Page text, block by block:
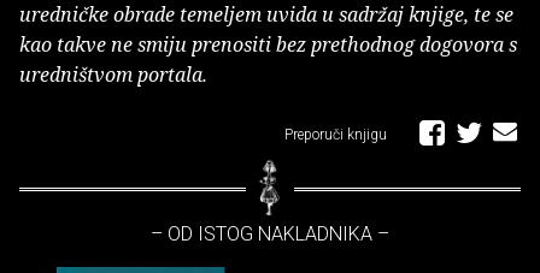
uredničke obrade temeljem uvida u sadržaj knjige, te se
kao takve ne smiju prenositi bez prethodnog dogovora s
uredništvom portala.
Preporuči knjigu
– OD ISTOG NAKLADNIKA –